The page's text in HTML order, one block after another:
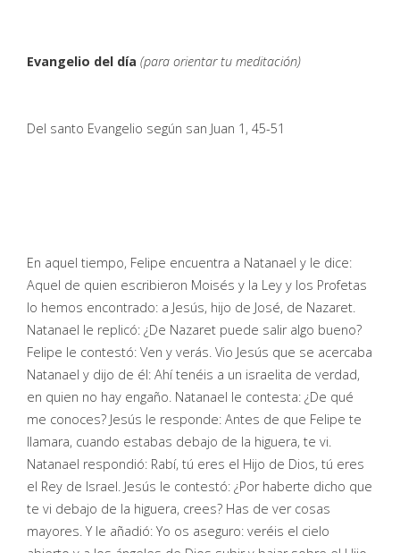
Evangelio del día (para orientar tu meditación)
Del santo Evangelio según san Juan 1, 45-51
En aquel tiempo, Felipe encuentra a Natanael y le dice:
Aquel de quien escribieron Moisés y la Ley y los Profetas
lo hemos encontrado: a Jesús, hijo de José, de Nazaret.
Natanael le replicó: ¿De Nazaret puede salir algo bueno?
Felipe le contestó: Ven y verás. Vio Jesús que se acercaba
Natanael y dijo de él: Ahí tenéis a un israelita de verdad,
en quien no hay engaño. Natanael le contesta: ¿De qué
me conoces? Jesús le responde: Antes de que Felipe te
llamara, cuando estabas debajo de la higuera, te vi.
Natanael respondió: Rabí, tú eres el Hijo de Dios, tú eres
el Rey de Israel. Jesús le contestó: ¿Por haberte dicho que
te vi debajo de la higuera, crees? Has de ver cosas
mayores. Y le añadió: Yo os aseguro: veréis el cielo